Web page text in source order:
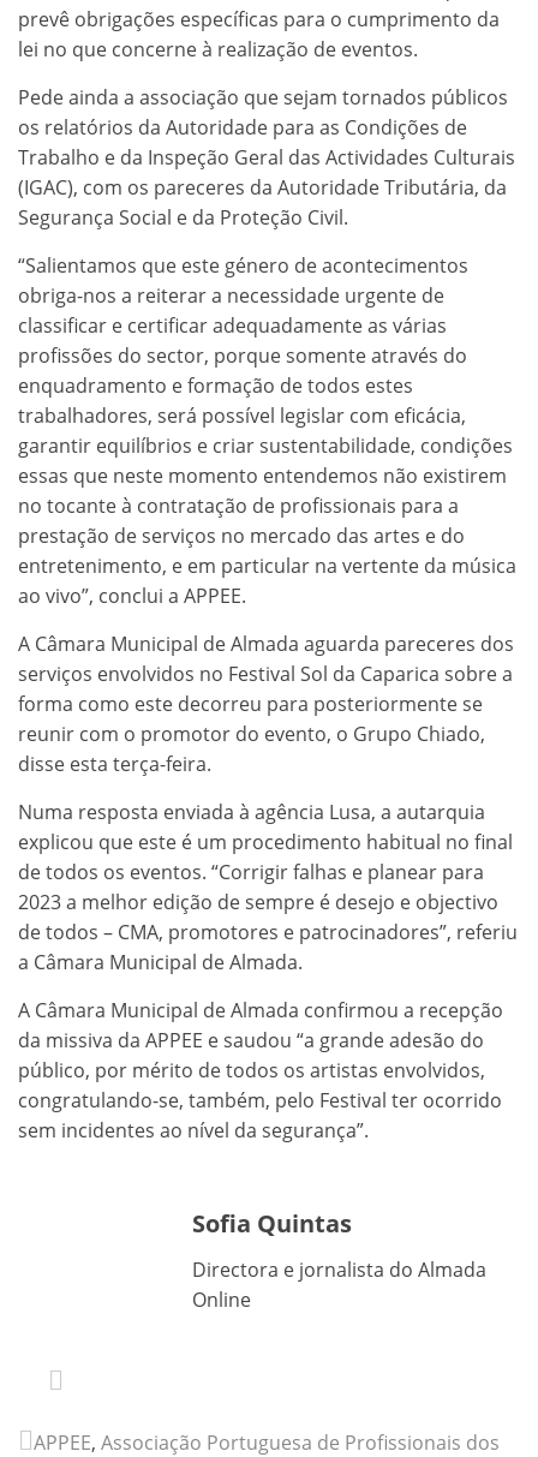
prevê obrigações específicas para o cumprimento da
lei no que concerne à realização de eventos.
Pede ainda a associação que sejam tornados públicos
os relatórios da Autoridade para as Condições de
Trabalho e da Inspeção Geral das Actividades Culturais
(IGAC), com os pareceres da Autoridade Tributária, da
Segurança Social e da Proteção Civil.
“Salientamos que este género de acontecimentos
obriga-nos a reiterar a necessidade urgente de
classificar e certificar adequadamente as várias
profissões do sector, porque somente através do
enquadramento e formação de todos estes
trabalhadores, será possível legislar com eficácia,
garantir equilíbrios e criar sustentabilidade, condições
essas que neste momento entendemos não existirem
no tocante à contratação de profissionais para a
prestação de serviços no mercado das artes e do
entretenimento, e em particular na vertente da música
ao vivo”, conclui a APPEE.
A Câmara Municipal de Almada aguarda pareceres dos
serviços envolvidos no Festival Sol da Caparica sobre a
forma como este decorreu para posteriormente se
reunir com o promotor do evento, o Grupo Chiado,
disse esta terça-feira.
Numa resposta enviada à agência Lusa, a autarquia
explicou que este é um procedimento habitual no final
de todos os eventos. “Corrigir falhas e planear para
2023 a melhor edição de sempre é desejo e objectivo
de todos –​ CMA, promotores e patrocinadores”, referiu
a Câmara Municipal de Almada.
A Câmara Municipal de Almada confirmou a recepção
da missiva da APPEE e saudou “a grande adesão do
público, por mérito de todos os artistas envolvidos,
congratulando-se, também, pelo Festival ter ocorrido
sem incidentes ao nível da segurança”.
Sofia Quintas
Directora e jornalista do Almada
Online
APPEE, Associação Portuguesa de Profissionais dos